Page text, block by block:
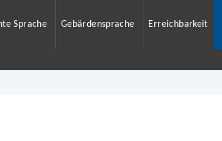
Sprache Gebärdensprache Erreichbarkeit